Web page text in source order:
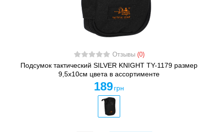
Отзывы (0)
Подсумок тактический SILVER KNIGHT TY-1179 размер
9,5х10см цвета в ассортименте
189 грн